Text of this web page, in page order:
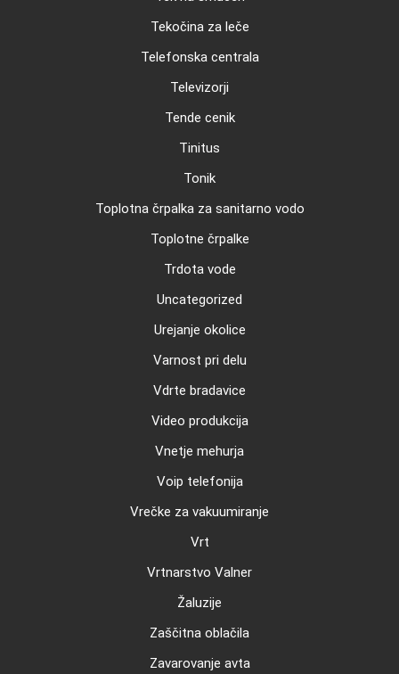
Tekočina za leče
Telefonska centrala
Televizorji
Tende cenik
Tinitus
Tonik
Toplotna črpalka za sanitarno vodo
Toplotne črpalke
Trdota vode
Uncategorized
Urejanje okolice
Varnost pri delu
Vdrte bradavice
Video produkcija
Vnetje mehurja
Voip telefonija
Vrečke za vakuumiranje
Vrt
Vrtnarstvo Valner
Žaluzije
Zaščitna oblačila
Zavarovanje avta